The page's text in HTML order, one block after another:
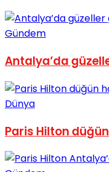
Gündem
Antalya’da
Dünya
Paris Hilton düğün